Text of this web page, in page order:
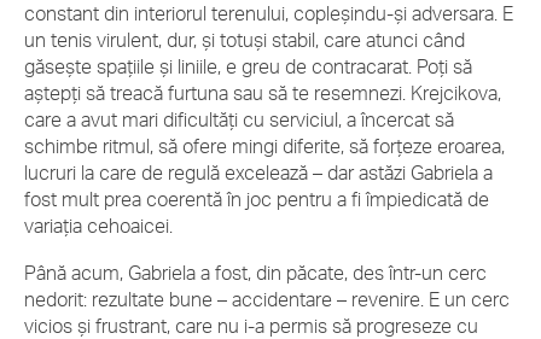
constant din interiorul terenului, copleșindu-și adversara. E
un tenis virulent, dur, și totuși stabil, care atunci când
găsește spațiile și liniile, e greu de contracarat. Poți să
aștepți să treacă furtuna sau să te resemnezi. Krejcikova,
care a avut mari dificultăți cu serviciul, a încercat să
schimbe ritmul, să ofere mingi diferite, să forțeze eroarea,
lucruri la care de regulă excelează – dar astăzi Gabriela a
fost mult prea coerentă în joc pentru a fi împiedicată de
variația cehoaicei.
Până acum, Gabriela a fost, din păcate, des într-un cerc
nedorit: rezultate bune – accidentare – revenire. E un cerc
vicios și frustrant, care nu i-a permis să progreseze cu